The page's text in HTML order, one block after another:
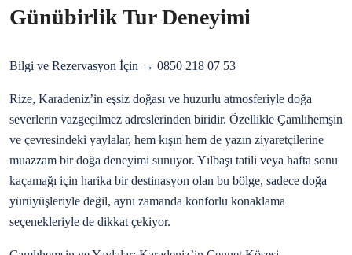
Günübirlik Tur Deneyimi
Bilgi ve Rezervasyon İçin → 0850 218 07 53
Rize, Karadeniz’in eşsiz doğası ve huzurlu atmosferiyle doğa
severlerin vazgeçilmez adreslerinden biridir. Özellikle Çamlıhemşin
ve çevresindeki yaylalar, hem kışın hem de yazın ziyaretçilerine
muazzam bir doğa deneyimi sunuyor. Yılbaşı tatili veya hafta sonu
kaçamağı için harika bir destinasyon olan bu bölge, sadece doğa
yürüyüşleriyle değil, aynı zamanda konforlu konaklama
seçenekleriyle de dikkat çekiyor.